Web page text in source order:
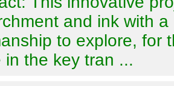
and ink with
to explore, for
in the key tran ...